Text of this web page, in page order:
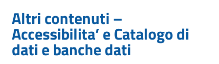
Altri contenuti –
Accessibilita’ e Catalogo di
dati e banche dati